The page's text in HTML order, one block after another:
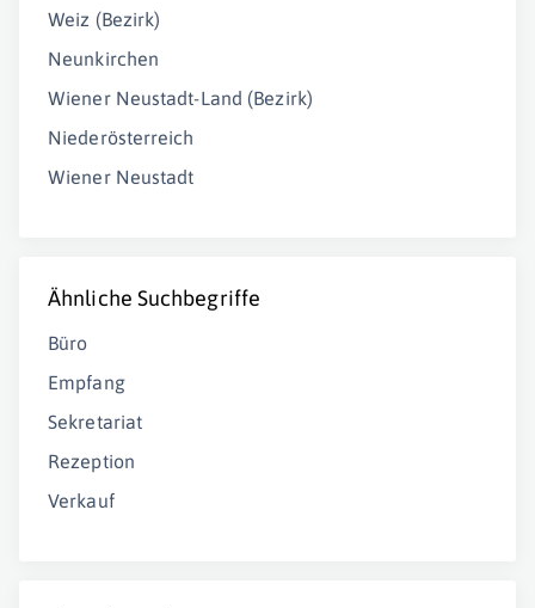
Weiz (Bezirk)
Neunkirchen
Wiener Neustadt-Land (Bezirk)
Niederösterreich
Wiener Neustadt
Ähnliche Suchbegriffe
Büro
Empfang
Sekretariat
Rezeption
Verkauf